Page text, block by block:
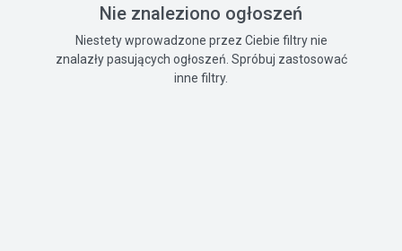
Nie znaleziono ogłoszeń
Niestety wprowadzone przez Ciebie filtry nie
znalazły pasujących ogłoszeń. Spróbuj zastosować
inne filtry.